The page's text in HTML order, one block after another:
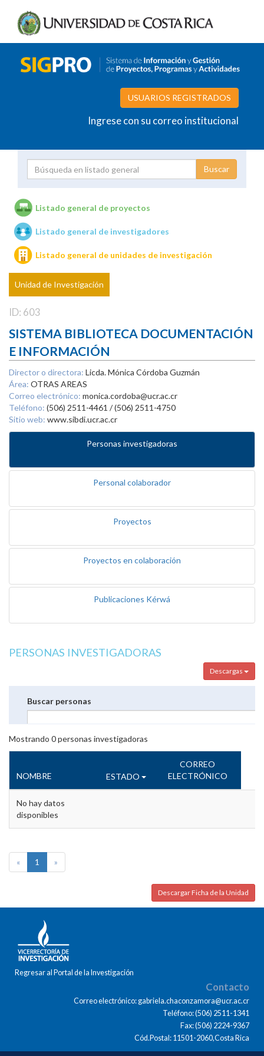
USUARIOS REGISTRADOS
Ingrese con su correo institucional
Unidades de investigación
Listado general de proyectos
Listado general de investigadores
Listado general de unidades de investigación
Unidad de Investigación
ID: 603
SISTEMA BIBLIOTECA DOCUMENTACIÓN
E INFORMACIÓN
Director o directora: Licda. Mónica Córdoba Guzmán
Área: OTRAS AREAS
Correo electrónico: monica.cordoba@ucr.ac.cr
Teléfono: (506) 2511-4461 / (506) 2511-4750
Sitio web: www.sibdi.ucr.ac.cr
Personas investigadoras
Personal colaborador
Proyectos
Proyectos en colaboración
Publicaciones Kérwá
PERSONAS INVESTIGADORAS
Descargas
Buscar personas
Mostrando 0personas investigadoras
NOMBRE ESTADO
CORREO
ELECTRÓNICO
No hay datos
disponibles
« 1 »
Descargar Ficha de la Unidad
Regresar al Portal de la Investigación
Contacto
Correo electrónico: gabriela.chaconzamora@ucr.ac.cr
Teléfono: (506) 2511-1341
Fax: (506) 2224-9367
Cód.Postal: 11501-2060,Costa Rica